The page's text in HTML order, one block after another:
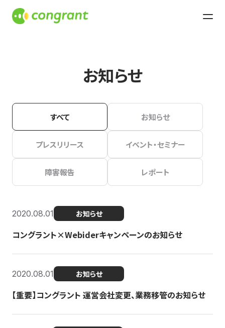
お知らせ
すべて お知らせ
プレスリリース イベント・セミナー
障害報告 レポート
2020.08.01 お知らせ
コングラント×Webiderキャンペーンのお知らせ
2020.08.01 お知らせ
【重要】コングラント 運営会社変更、業務移管のお知らせ